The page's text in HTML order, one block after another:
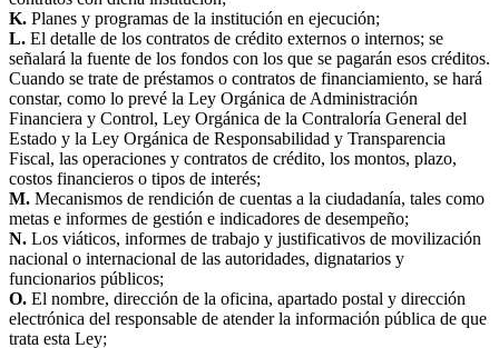
K. Planes y programas de la institución en ejecución;
L. El detalle de los contratos de crédito externos o internos; se
señalará la fuente de los fondos con los que se pagarán esos créditos.
Cuando se trate de préstamos o contratos de financiamiento, se hará
constar, como lo prevé la Ley Orgánica de Administración
Financiera y Control, Ley Orgánica de la Contraloría General del
Estado y la Ley Orgánica de Responsabilidad y Transparencia
Fiscal, las operaciones y contratos de crédito, los montos, plazo,
costos financieros o tipos de interés;
M. Mecanismos de rendición de cuentas a la ciudadanía, tales como
metas e informes de gestión e indicadores de desempeño;
N. Los viáticos, informes de trabajo y justificativos de movilización
nacional o internacional de las autoridades, dignatarios y
funcionarios públicos;
O. El nombre, dirección de la oficina, apartado postal y dirección
electrónica del responsable de atender la información pública de que
trata esta Ley;